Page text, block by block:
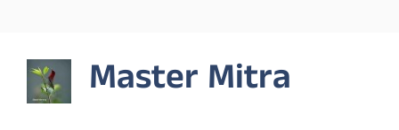
Master Mitra